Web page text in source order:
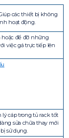
các thiết bị không
hoạt động.
hoặc để đỡ những
việc gá trực tiếp lên
lý cáp trong tủ rack tốt
sửa chữa thay mới
sử dụng.